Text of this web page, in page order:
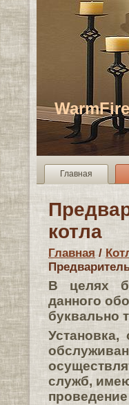
Главная
котла
Главная /
В целях
данного
буквально
служб,